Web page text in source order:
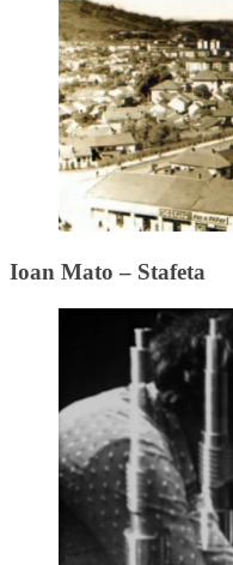
Ioan Mato – Stafeta